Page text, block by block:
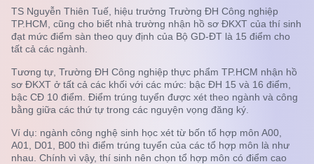
TS Nguyễn Thiên Tuế, hiệu trưởng Trường ĐH Công nghiệp
TP.HCM, cũng cho biết nhà trường nhận hồ sơ ĐKXT của thí sinh
đạt mức điểm sàn theo quy định của Bộ GD-ĐT là 15 điểm cho
tất cả các ngành.
Tương tự, Trường ĐH Công nghiệp thực phẩm TP.HCM nhận hồ
sơ ĐKXT ở tất cả các khối với các mức: bậc ĐH 15 và 16 điểm,
bậc CĐ 10 điểm. Điểm trúng tuyển được xét theo ngành và công
bằng giữa các thứ tự trong các nguyện vọng đăng ký.
Ví dụ: ngành công nghệ sinh học xét từ bốn tổ hợp môn A00,
A01, D01, B00 thì điểm trúng tuyển của các tổ hợp môn là như
nhau. Chính vì vậy, thí sinh nên chọn tổ hợp môn có điểm cao